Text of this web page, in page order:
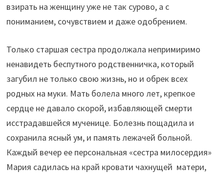
взирать на женщину уже не так сурово, а с
пониманием, сочувствием и даже одобрением.
Только старшая сестра продолжала непримиримо
ненавидеть беспутного родственничка, который
загубил не только свою жизнь, но и обрек всех
родных на муки. Мать болела много лет, крепкое
сердце не давало скорой, избавляющей смерти
исстрадавшейся мученице. Болезнь пощадила и
сохранила ясный ум, и память лежачей больной.
Каждый вечер ее персональная «сестра милосердия»
Мария садилась на край кровати чахнущей матери,